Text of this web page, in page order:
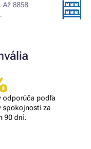
Až 8858
odporúča podľa
spokojnosti za
90 dní.